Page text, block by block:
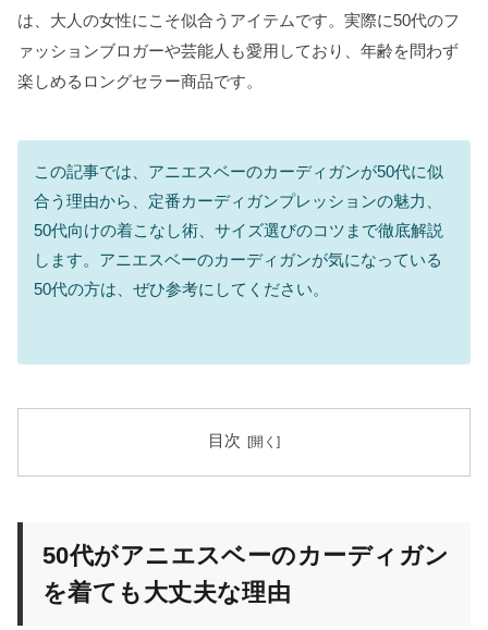
は、大人の女性にこそ似合うアイテムです。実際に50代のフ
ァッションブロガーや芸能人も愛用しており、年齢を問わず
楽しめるロングセラー商品です。
この記事では、アニエスベーのカーディガンが50代に似
合う理由から、定番カーディガンプレッションの魅力、
50代向けの着こなし術、サイズ選びのコツまで徹底解説
します。アニエスベーのカーディガンが気になっている
50代の方は、ぜひ参考にしてください。
目次
50代がアニエスベーのカーディガン
を着ても大丈夫な理由